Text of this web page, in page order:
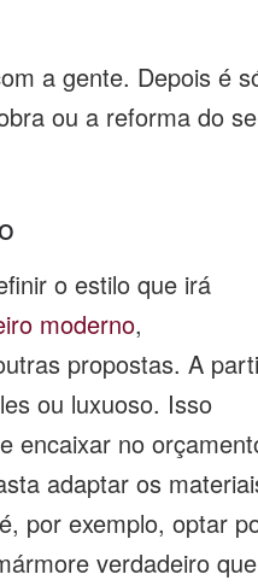
a gente. Depois é
ou a reforma do
o estilo que irá
moderno,
propostas. A
ou luxuoso. Isso
encaixar no
adaptar os
por exemplo, optar
verdadeiro que